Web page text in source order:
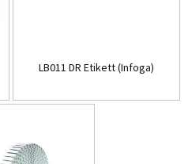
LB011 DR Etikett (Infoga)